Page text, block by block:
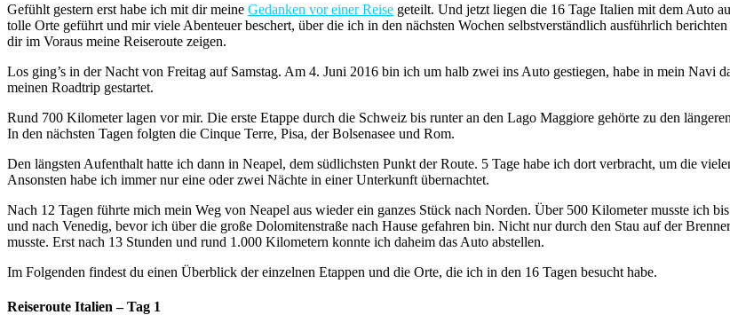
Gefühlt gestern erst habe ich mit dir meine Gedanken vor einer Reise geteilt. Und jetzt liegen die 16 Tage Italien mit dem Auto
tolle Orte geführt und mir viele Abenteuer beschert, über die ich in den nächsten Wochen selbstverständlich ausführlich
dir im Voraus meine Reiseroute zeigen.
Los ging’s in der Nacht von Freitag auf Samstag. Am 4. Juni 2016 bin ich um halb zwei ins Auto gestiegen, habe in mein Navi
meinen Roadtrip gestartet.
Rund 700 Kilometer lagen vor mir. Die erste Etappe durch die Schweiz bis runter an den Lago Maggiore gehörte zu den
In den nächsten Tagen folgten die Cinque Terre, Pisa, der Bolsenasee und Rom.
Den längsten Aufenthalt hatte ich dann in Neapel, dem südlichsten Punkt der Route. 5 Tage habe ich dort verbracht, um die
Ansonsten habe ich immer nur eine oder zwei Nächte in einer Unterkunft übernachtet.
Nach 12 Tagen führte mich mein Weg von Neapel aus wieder ein ganzes Stück nach Norden. Über 500 Kilometer musste ich
und nach Venedig, bevor ich über die große Dolomitenstraße nach Hause gefahren bin. Nicht nur durch den Stau auf der
musste. Erst nach 13 Stunden und rund 1.000 Kilometern konnte ich daheim das Auto abstellen.
Im Folgenden findest du einen Überblick der einzelnen Etappen und die Orte, die ich in den 16 Tagen besucht habe.
Reiseroute Italien – Tag 1